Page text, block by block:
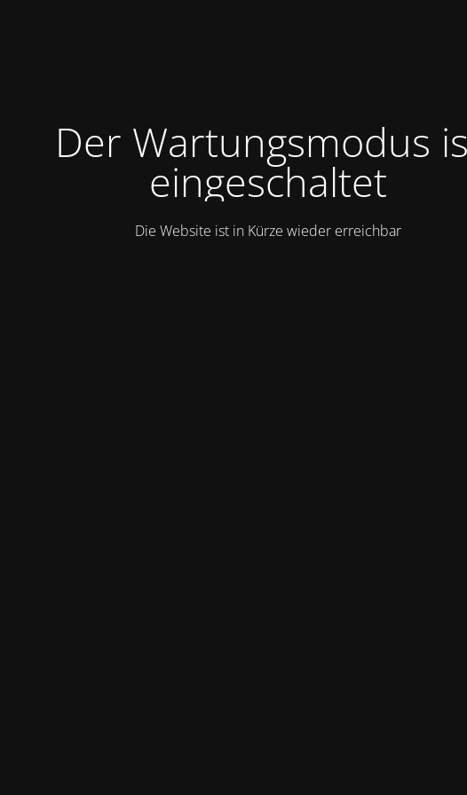
Der Wartungsmodus
eingeschaltet
Die Website ist in Kürze wieder erreichbar